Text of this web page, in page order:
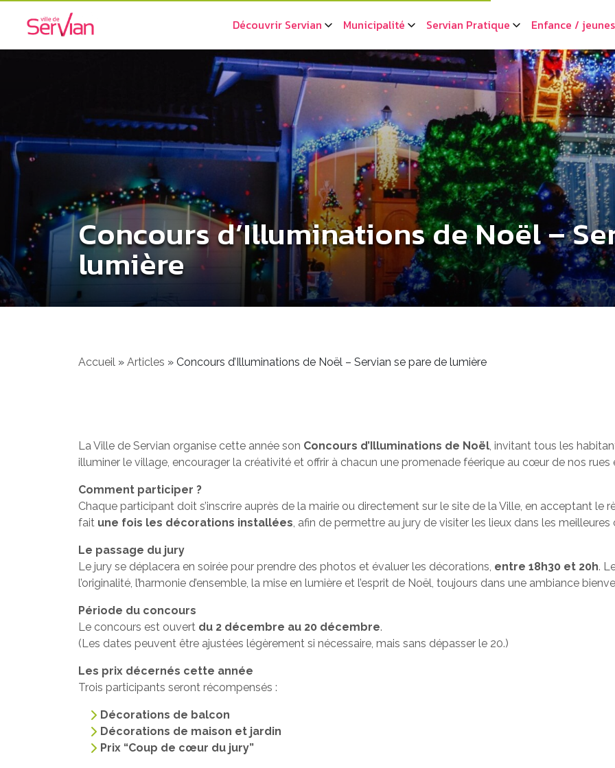
Découvrir Servian Municipalité Servian Pratique Enfance /
Concours d’Illuminations de Noël –
lumière
Accueil » Articles » Concours d’Illuminations de Noël – Servian se pare de lumière
La Ville de Servian organise cette année son Concours d’Illuminations de Noël, invitant tous les
illuminer le village, encourager la créativité et offrir à chacun une promenade féerique au cœur de nos rues
Comment participer ?
Chaque participant doit s’inscrire auprès de la mairie ou directement sur le site de la Ville, en acceptant le
fait une fois les décorations installées, afin de permettre au jury de visiter les lieux dans les meilleures
Le passage du jury
Le jury se déplacera en soirée pour prendre des photos et évaluer les décorations, entre 18h30 et 20h.
l’originalité, l’harmonie d’ensemble, la mise en lumière et l’esprit de Noël, toujours dans une ambiance
Période du concours
Le concours est ouvert du 2 décembre au 20 décembre.
(Les dates peuvent être ajustées légèrement si nécessaire, mais sans dépasser le 20.)
Les prix décernés cette année
Trois participants seront récompensés :
Décorations de balcon
Décorations de maison et jardin
Prix “Coup de cœur du jury”